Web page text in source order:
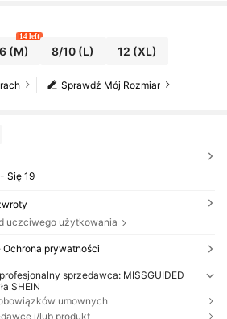
6(M)
14 left
8/10 (L) 12 (XL)
Sprawdź Mój Rozmiar
Się 19
uczciwego użytkowania
Ochrona prywatności
sprzedawca: MISSGUIDED
SHEIN
umownych
i/lub produkt